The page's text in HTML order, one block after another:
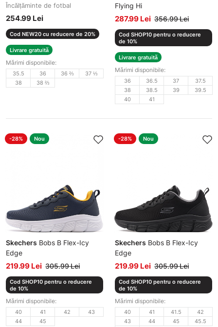
Încălțăminte de fotbal
254.99 Lei
Cod NEW20 cu reducere de 20%
Livrare gratuită
Mărimi disponibile:
35.5 36 36 ⅔
37 ⅓
38
38 ⅔
Flying Hi
Adidași damă
287.99 Lei 356.99 Lei
Cod SHOP10 pentru o reducere
de 10%
Livrare gratuită
Mărimi disponibile:
36 36.5 37
37.5
38
38.5 39
39.5
40
41
-28% Nou
Skechers Bobs B Flex-Icy
Edge
Adidași bărbați
219.99 Lei 305.99 Lei
Cod SHOP10 pentru o reducere
de 10%
Mărimi disponibile:
40 41 42
43
44
45
-28% Nou
Skechers Bobs B Flex-Icy
Edge
Adidași bărbați
219.99 Lei 305.99 Lei
Cod SHOP10 pentru o reducere
de 10%
Mărimi disponibile:
40 41 41.5
42
43
44 45 45.5